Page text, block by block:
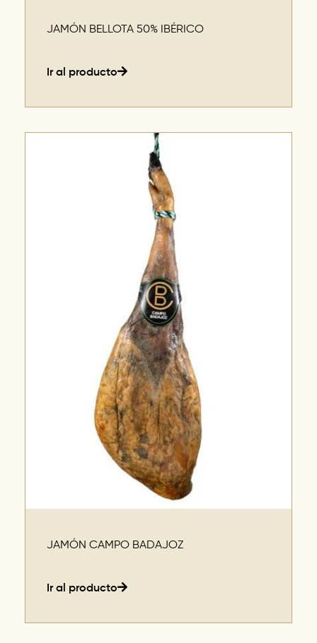
JAMÓN BELLOTA 50% IBÉRICO
Ir al producto
JAMÓN CAMPO BADAJOZ
Ir al producto